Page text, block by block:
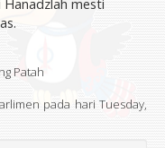
Hanadzlah mesti
Patah
pada hari Tuesday,